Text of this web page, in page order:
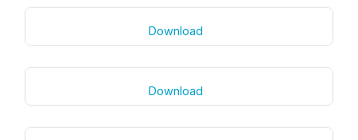
Download
Download